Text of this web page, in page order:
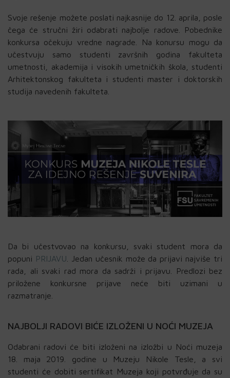
Svoje rešenje možete poslati najkasnije do 12. aprila, posle
čega će stručni žiri odabrati najbolje radove. Pobednike
konkursa očekuju vredne nagrade. Na konursu mogu da
učestvuju samo studenti završnih godina fakulteta
umetnosti, akademija i visokih umetničkih škola, studenti
Arhitektonskog fakulteta i studenti master i doktorskih
studija navedenih fakulteta.
Da bi učestvovao na konkursu, svaki student mora da
popuni PRIJAVU . Jedan učesnik može da prijavi najviše tri
rada, ali svaki rad mora da sadrži i prijavu. Predlozi bez
priložene konkursne prijave neće biti uzimani u
razmatranje.
NAJBOLJI RADOVI BIĆE IZLOŽENI U NOĆI MUZEJA
Odabrani radovi će biti izloženi na izložbi u Noći muzeja
18. maja 2019. godine u Muzeju Nikole Tesle, a svi
studenti će dobiti sertifikat Muzeja koji potvrđuje da su